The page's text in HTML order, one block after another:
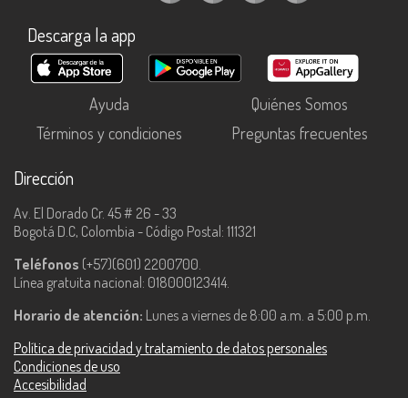
Descarga la app
Ayuda
Quiénes Somos
Términos y condiciones
Preguntas frecuentes
Dirección
Av. El Dorado Cr. 45 # 26 - 33
Bogotá D.C, Colombia - Código Postal: 111321
Teléfonos (+57)(601) 2200700.
Línea gratuita nacional: 018000123414.
Horario de atención: Lunes a viernes de 8:00 a.m. a 5:00 p.m.
Política de privacidad y tratamiento de datos personales
Condiciones de uso
Accesibilidad